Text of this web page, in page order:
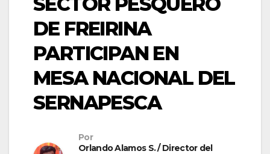
DE FREIRINA
PARTICIPAN EN
MESA NACIONAL DEL
SERNAPESCA
Por
Orlando Alamos S. / Director del